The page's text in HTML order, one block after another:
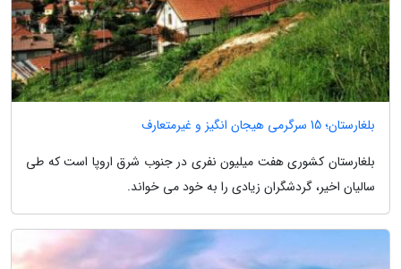
بلغارستان؛ 15 سرگرمی هیجان انگیز و غیرمتعارف
بلغارستان کشوری هفت میلیون نفری در جنوب شرق اروپا است که طی
سالیان اخیر، گردشگران زیادی را به خود می خواند.